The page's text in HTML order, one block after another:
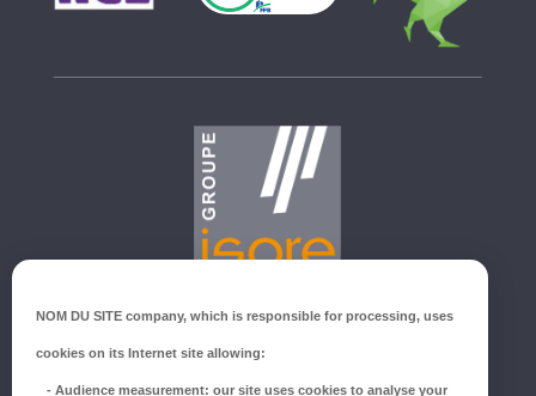
ZI du Millenium
53940 SAINT-BERTHEVIN
NOM DU SITE company, which is responsible for processing, uses
cookies on its Internet site allowing:
- Audience measurement: our site uses cookies to analyse your